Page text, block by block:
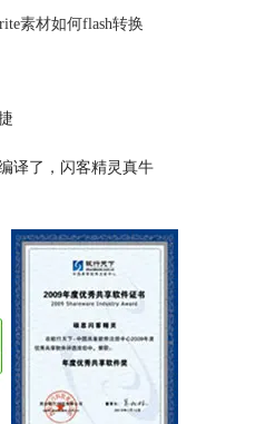
素材如何flash转换
译了，闪客精灵真牛